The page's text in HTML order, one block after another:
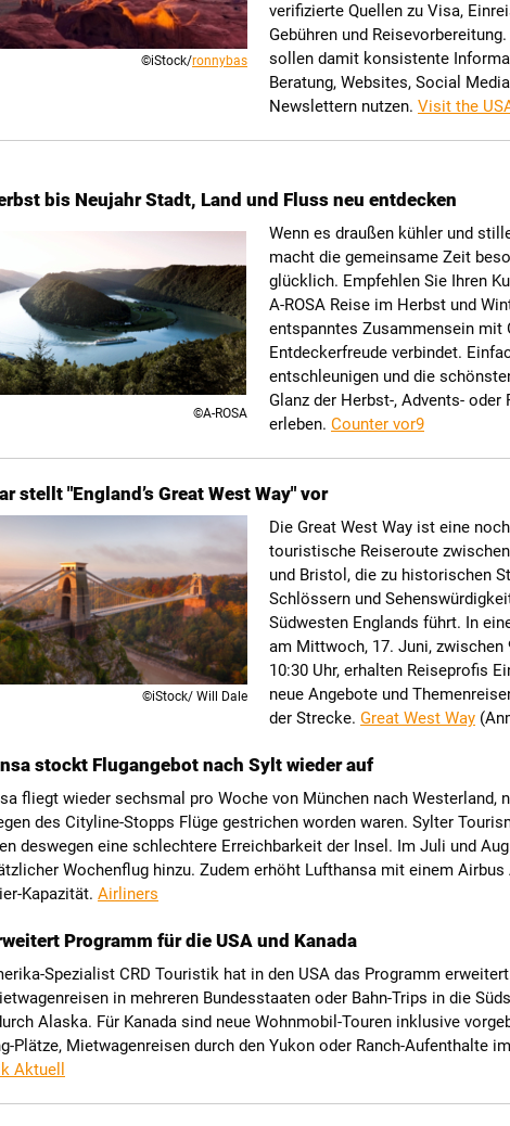
©iStock/ronnybas
verifizierte Quellen zu Visa,
Gebühren und
sollen damit konsistente
Beratung, Websites, Social
Newslettern nutzen. Visit the
bis Neujahr Stadt, Land und Fluss neu entdecken
©A-ROSA
Wenn es draußen kühler und
macht die gemeinsame Zeit
glücklich. Empfehlen Sie Ihren
A-ROSA Reise im Herbst und
entspanntes Zusammensein mit
Entdeckerfreude verbindet.
entschleunigen und die
Glanz der Herbst-, Advents- oder
erleben. Counter vor9
stellt "England’s Great West Way" vor
©iStock/ Will Dale
Die Great West Way ist eine
touristische Reiseroute
und Bristol, die zu historischen
Schlössern und
Südwesten Englands führt. In
am Mittwoch, 17. Juni, zwischen
10:30 Uhr, erhalten Reiseprofis
neue Angebote und
der Strecke. Great West Way
stockt Flugangebot nach Sylt wieder auf
fliegt wieder sechsmal pro Woche von München nach Westerland,
des Cityline-Stopps Flüge gestrichen worden waren. Sylter
deswegen eine schlechtere Erreichbarkeit der Insel. Im Juli und
Wochenflug hinzu. Zudem erhöht Lufthansa mit einem Airbus
Kapazität. Airliners
Programm für die USA und Kanada
Spezialist CRD Touristik hat in den USA das Programm
in mehreren Bundesstaaten oder Bahn-Trips in die
Alaska. Für Kanada sind neue Wohnmobil-Touren inklusive
Plätze, Mietwagenreisen durch den Yukon oder Ranch-Aufenthalte
Aktuell